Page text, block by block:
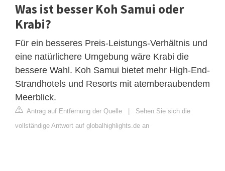
Was ist besser Koh Samui oder
Krabi?
Für ein besseres Preis-Leistungs-Verhältnis und
eine natürlichere Umgebung wäre Krabi die
bessere Wahl. Koh Samui bietet mehr High-End-
Strandhotels und Resorts mit atemberaubendem
Meerblick.
Antrag auf Entfernung der Quelle | Sehen Sie sich die
vollständige Antwort auf globalhighlights.de an